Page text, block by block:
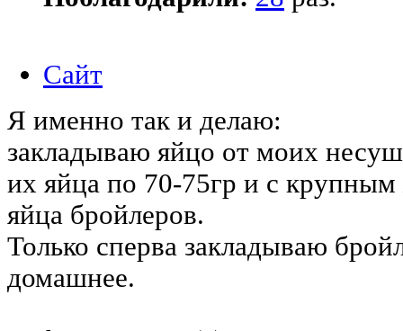
Сайт
Я именно так и делаю:
закладываю яйцо от моих
их яйца по 70-75гр и с
яйца бройлеров.
Только сперва закладываю
домашнее.